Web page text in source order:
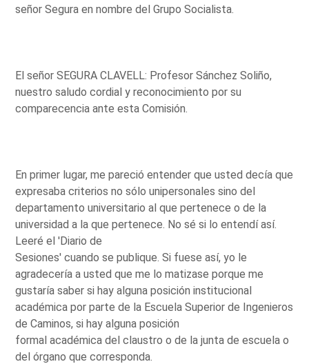
señor Segura en nombre del Grupo Socialista.
El señor SEGURA CLAVELL: Profesor Sánchez Soliño,
nuestro saludo cordial y reconocimiento por su
comparecencia ante esta Comisión.
En primer lugar, me pareció entender que usted decía que
expresaba criterios no sólo unipersonales sino del
departamento universitario al que pertenece o de la
universidad a la que pertenece. No sé si lo entendí así.
Leeré el 'Diario de
Sesiones' cuando se publique. Si fuese así, yo le
agradecería a usted que me lo matizase porque me
gustaría saber si hay alguna posición institucional
académica por parte de la Escuela Superior de Ingenieros
de Caminos, si hay alguna posición
formal académica del claustro o de la junta de escuela o
del órgano que corresponda.